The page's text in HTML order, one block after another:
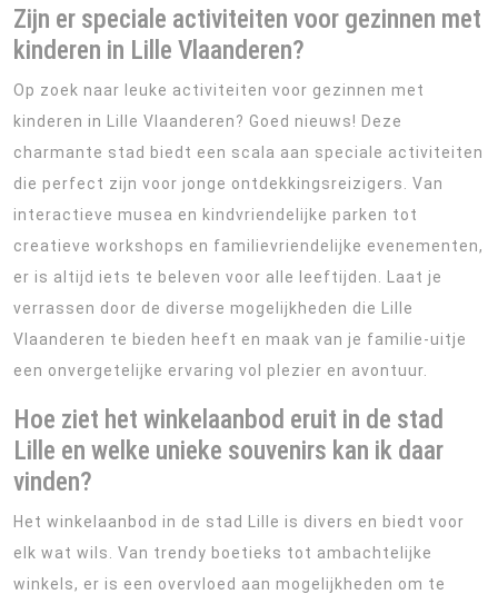
Zijn er speciale activiteiten voor gezinnen met
kinderen in Lille Vlaanderen?
Op zoek naar leuke activiteiten voor gezinnen met
kinderen in Lille Vlaanderen? Goed nieuws! Deze
charmante stad biedt een scala aan speciale activiteiten
die perfect zijn voor jonge ontdekkingsreizigers. Van
interactieve musea en kindvriendelijke parken tot
creatieve workshops en familievriendelijke evenementen,
er is altijd iets te beleven voor alle leeftijden. Laat je
verrassen door de diverse mogelijkheden die Lille
Vlaanderen te bieden heeft en maak van je familie-uitje
een onvergetelijke ervaring vol plezier en avontuur.
Hoe ziet het winkelaanbod eruit in de stad
Lille en welke unieke souvenirs kan ik daar
vinden?
Het winkelaanbod in de stad Lille is divers en biedt voor
elk wat wils. Van trendy boetieks tot ambachtelijke
winkels, er is een overvloed aan mogelijkheden om te